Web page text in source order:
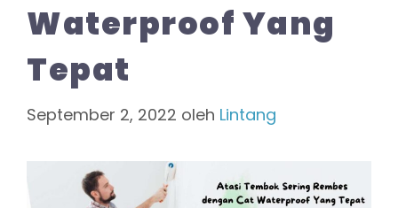
Waterproof Yang
Tepat
September 2, 2022 oleh Lintang